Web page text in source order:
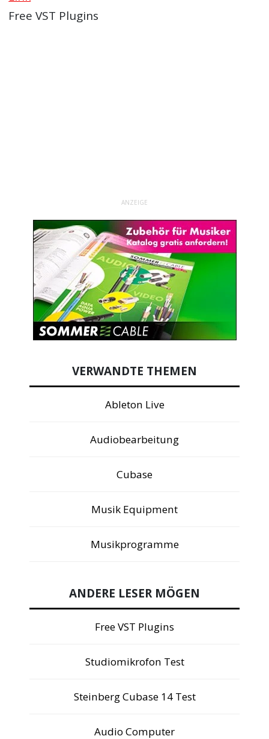
Free VST Plugins
ANZEIGE
VERWANDTE THEMEN
Ableton Live
Audiobearbeitung
Cubase
Musik Equipment
Musikprogramme
ANDERE LESER MÖGEN
Free VST Plugins
Studiomikrofon Test
Steinberg Cubase 14 Test
Audio Computer